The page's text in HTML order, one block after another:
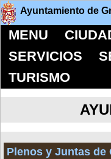
Ayuntamiento de
MENU
SERVICIOS
TURISMO
Plenos y Juntas de